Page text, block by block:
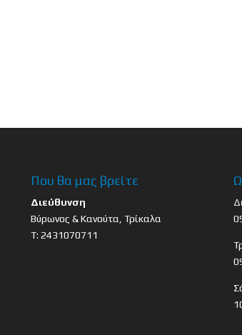
Που θα μας βρείτε
Διεύθυνση
Βύρωνος & Κανούτα, Τρίκαλα
Τ: 2431070711